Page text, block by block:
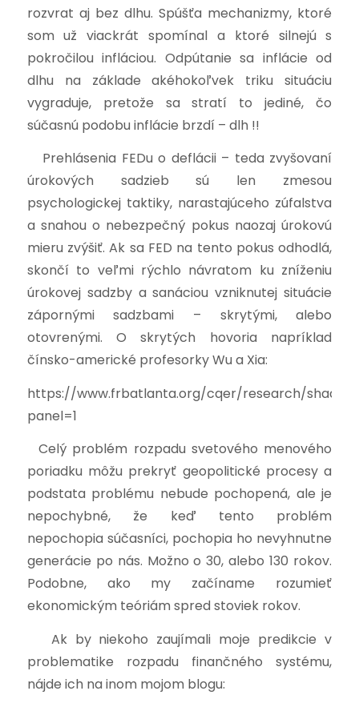
rozvrat aj bez dlhu. Spúšťa mechanizmy, ktoré
som už viackrát spomínal a ktoré silnejú s
pokročilou infláciou. Odpútanie sa inflácie od
dlhu na základe akéhokoľvek triku situáciu
vygraduje, pretože sa stratí to jediné, čo
súčasnú podobu inflácie brzdí – dlh !!
Prehlásenia FEDu o deflácii – teda zvyšovaní
úrokových sadzieb sú len zmesou
psychologickej taktiky, narastajúceho zúfalstva
a snahou o nebezpečný pokus naozaj úrokovú
mieru zvýšiť. Ak sa FED na tento pokus odhodlá,
skončí to veľmi rýchlo návratom ku zníženiu
úrokovej sadzby a sanáciou vzniknutej situácie
zápornými sadzbami – skrytými, alebo
otovrenými. O skrytých hovoria napríklad
čínsko-americké profesorky Wu a Xia:
https://www.frbatlanta.org/cqer/research/
panel=1
Celý problém rozpadu svetového menového
poriadku môžu prekryť geopolitické procesy a
podstata problému nebude pochopená, ale je
nepochybné, že keď tento problém
nepochopia súčasníci, pochopia ho nevyhnutne
generácie po nás. Možno o 30, alebo 130 rokov.
Podobne, ako my začíname rozumieť
ekonomickým teóriám spred stoviek rokov.
Ak by niekoho zaujímali moje predikcie v
problematike rozpadu finančného systému,
nájde ich na inom mojom blogu: